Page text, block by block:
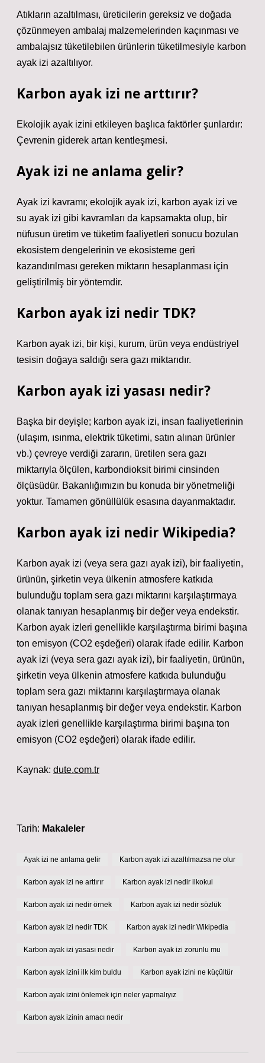
Atıkların azaltılması, üreticilerin gereksiz ve doğada
çözünmeyen ambalaj malzemelerinden kaçınması ve
ambalajsız tüketilebilen ürünlerin tüketilmesiyle karbon
ayak izi azaltılıyor.
Karbon ayak izi ne arttırır?
Ekolojik ayak izini etkileyen başlıca faktörler şunlardır:
Çevrenin giderek artan kentleşmesi.
Ayak izi ne anlama gelir?
Ayak izi kavramı; ekolojik ayak izi, karbon ayak izi ve
su ayak izi gibi kavramları da kapsamakta olup, bir
nüfusun üretim ve tüketim faaliyetleri sonucu bozulan
ekosistem dengelerinin ve ekosisteme geri
kazandırılması gereken miktarın hesaplanması için
geliştirilmiş bir yöntemdir.
Karbon ayak izi nedir TDK?
Karbon ayak izi, bir kişi, kurum, ürün veya endüstriyel
tesisin doğaya saldığı sera gazı miktarıdır.
Karbon ayak izi yasası nedir?
Başka bir deyişle; karbon ayak izi, insan faaliyetlerinin
(ulaşım, ısınma, elektrik tüketimi, satın alınan ürünler
vb.) çevreye verdiği zararın, üretilen sera gazı
miktarıyla ölçülen, karbondioksit birimi cinsinden
ölçüsüdür. Bakanlığımızın bu konuda bir yönetmeliği
yoktur. Tamamen gönüllülük esasına dayanmaktadır.
Karbon ayak izi nedir Wikipedia?
Karbon ayak izi (veya sera gazı ayak izi), bir faaliyetin,
ürünün, şirketin veya ülkenin atmosfere katkıda
bulunduğu toplam sera gazı miktarını karşılaştırmaya
olanak tanıyan hesaplanmış bir değer veya endekstir.
Karbon ayak izleri genellikle karşılaştırma birimi başına
ton emisyon (CO2 eşdeğeri) olarak ifade edilir. Karbon
ayak izi (veya sera gazı ayak izi), bir faaliyetin, ürünün,
şirketin veya ülkenin atmosfere katkıda bulunduğu
toplam sera gazı miktarını karşılaştırmaya olanak
tanıyan hesaplanmış bir değer veya endekstir. Karbon
ayak izleri genellikle karşılaştırma birimi başına ton
emisyon (CO2 eşdeğeri) olarak ifade edilir.
Kaynak: dute.com.tr
Tarih: Makaleler
Ayak izi ne anlama gelir Karbon ayak izi azaltılmazsa ne olur
Karbon ayak izi ne arttırır Karbon ayak izi nedir ilkokul
Karbon ayak izi nedir örnek Karbon ayak izi nedir sözlük
Karbon ayak izi nedir TDK Karbon ayak izi nedir Wikipedia
Karbon ayak izi yasası nedir Karbon ayak izi zorunlu mu
Karbon ayak izini ilk kim buldu Karbon ayak izini ne küçültür
Karbon ayak izini önlemek için neler yapmalıyız
Karbon ayak izinin amacı nedir